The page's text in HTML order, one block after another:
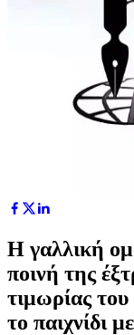
Η γαλλική
ποινή της
τιμωρίας
το παιχνίδι